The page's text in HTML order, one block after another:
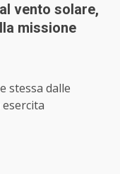
vento solare,
missione
stessa dalle